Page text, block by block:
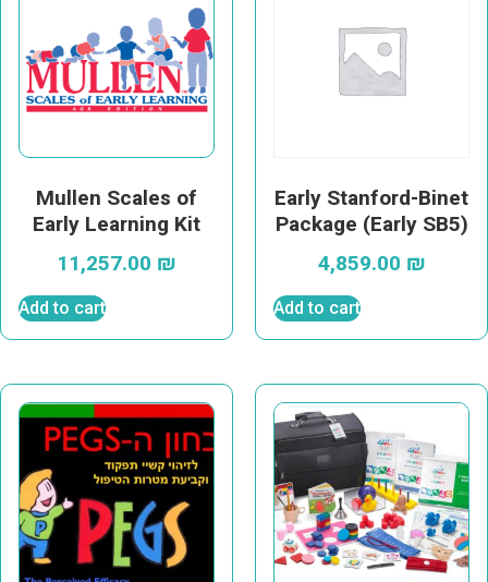
Mullen Scales of
Early Learning Kit
11,257.00 ₪
Add to cart
Early Stanford-Binet
Package (Early SB5)
4,859.00 ₪
Add to cart